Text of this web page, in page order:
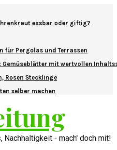
essbar oder giftig?
für Pergolas und Terrassen
Gemüseblätter mit wertvollen
Rosen Stecklinge
selber machen
Nachhaltigkeit - mach' doch mit!